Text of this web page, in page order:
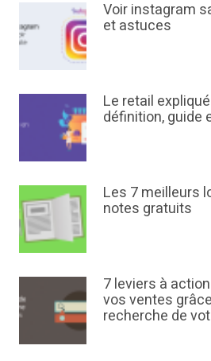
Voir instagram
et astuces
Le retail
définition, guide
Les 7 meilleurs
notes gratuits
7 leviers à
vos ventes
recherche de